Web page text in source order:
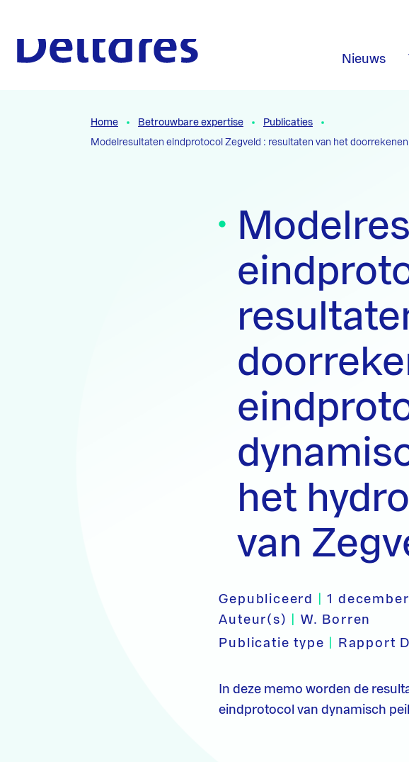
Nieuws
Home Betrouwbare expertise
Publicaties
Modelresultaten eindprotocol Zegveld : resultaten van het
het
van
Gepubliceerd |1
Auteur(s)
W. Borren
Publicatie type
Rapport
In deze memo worden de
eindprotocol van dynamisch